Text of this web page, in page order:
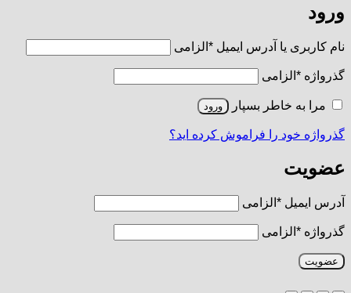
ورود
نام کاربری یا آدرس ایمیل * الزامی
گذرواژه * الزامی
مرا به خاطر بسپار ورود
گذرواژه خود را فراموش کرده اید؟
عضویت
آدرس ایمیل * الزامی
گذرواژه * الزامی
عضویت